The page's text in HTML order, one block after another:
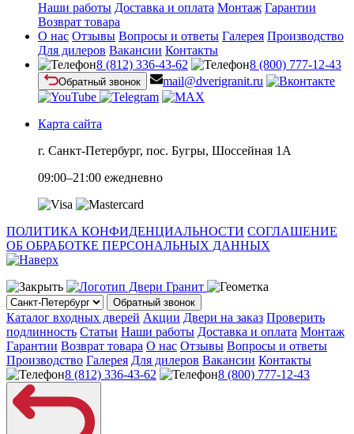
Наши работы Доставка и оплата Монтаж Гарантии
Возврат товара
О нас Отзывы Вопросы и ответы Галерея Производство
Для дилеров Вакансии Контакты
8 (812) 336-43-62
8 (800) 777-12-43
Обратный звонок mail@dverigranit.ru
Карта сайта
г. Санкт-Петербург, пос. Бугры, Шоссейная 1А
09:00–21:00 ежедневно
ПОЛИТИКА КОНФИДЕНЦИАЛЬНОСТИ СОГЛАШЕНИЕ
ОБ ОБРАБОТКЕ ПЕРСОНАЛЬНЫХ ДАННЫХ
Обратный звонок
Каталог входных дверей Акции Двери на заказ Проверить
подлинность Статьи Наши работы Доставка и оплата Монтаж
Гарантии Возврат товара О нас Отзывы Вопросы и ответы
Производство Галерея Для дилеров Вакансии Контакты
8 (812) 336-43-62
8 (800) 777-12-43